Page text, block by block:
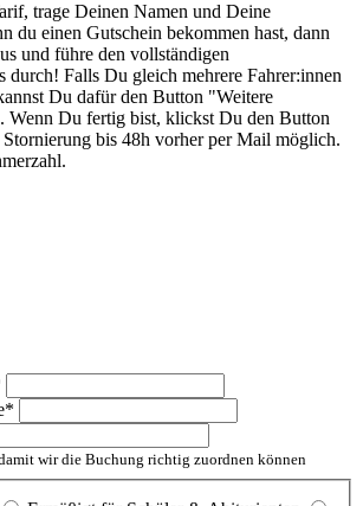
trage Deinen Namen und Deine
du einen Gutschein bekommen hast, dann
und führe den vollständigen
durch! Falls Du gleich mehrere Fahrer:innen
Du dafür den Button "Weitere
Wenn Du fertig bist, klickst Du den Button
bis 48h vorher per Mail möglich.
*
wir die Buchung richtig zuordnen können